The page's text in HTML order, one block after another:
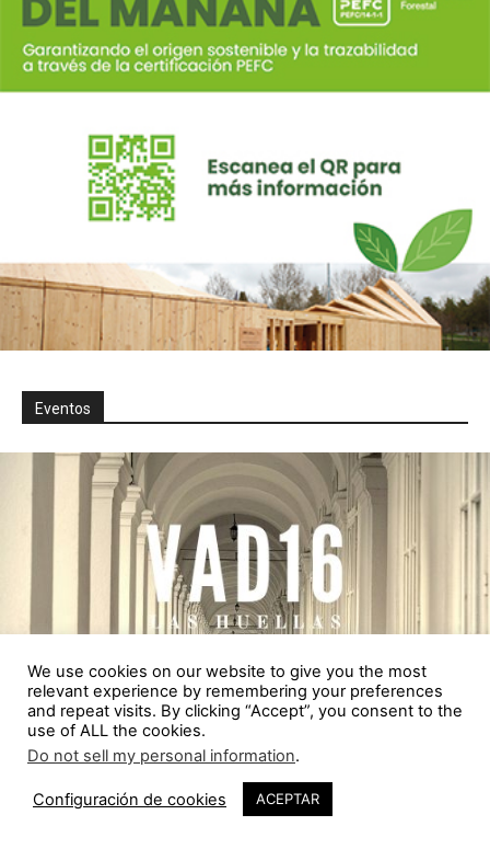
Eventos
We use cookies on our website to give you the most
relevant experience by remembering your preferences
and repeat visits. By clicking “Accept”, you consent to the
use of ALL the cookies.
Do not sell my personal information.
Configuración de cookies ACEPTAR